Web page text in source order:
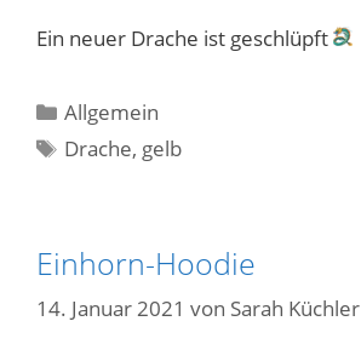
Ein neuer Drache ist geschlüpft
Kategorien
Allgemein
Schlagwörter
Drache, gelb
Einhorn-Hoodie
14. Januar 2021 von Sarah Küchler